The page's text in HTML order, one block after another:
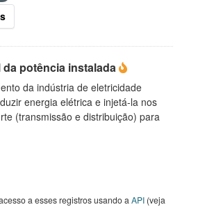
potência instalada
da indústria de eletricidade
energia elétrica e injetá-la nos
(transmissão e distribuição) para
a esses registros usando a API (veja